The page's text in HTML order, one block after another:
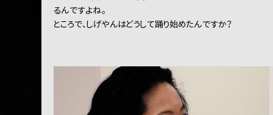
るんですよね。
ところで、しげやんはどうして踊り始めたんですか？